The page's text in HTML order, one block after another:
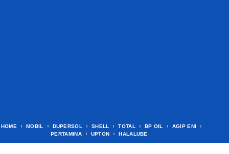
HOME MOBIL DUPERSOL SHELL TOTAL BP OIL
AGIP ENI
PERTAMINA
UPTON HALALUBE